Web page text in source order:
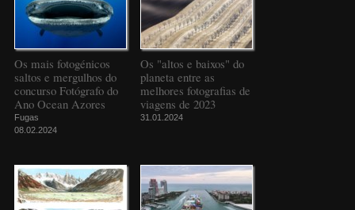
Os mais fotogénicos
saltos e mergulhos do
concurso Fotógrafo do
Ano Ocean Azores
Fugas
08.02.2024
Os "altos e baixos" do
planeta entre as
melhores fotografias de
viagens de 2023
31.01.2024